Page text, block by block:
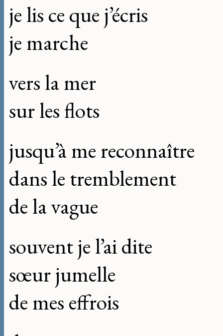
je lis ce que j’écris
je marche
vers la mer
sur les flots
jusqu’à me reconnaître
dans le tremblement
de la vague
souvent je l’ai dite
sœur jumelle
de mes effrois